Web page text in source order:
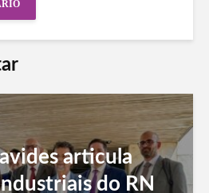
articula
do RN